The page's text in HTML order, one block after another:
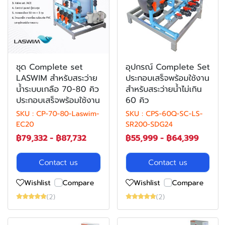
ชุด Complete set
LASWIM สำหรับสระว่าย
น้ำระบบเกลือ 70-80 คิว
ประกอบเสร็จพร้อมใช้งาน
SKU : CP-70-80-Laswim-
EC20
฿79,332 - ฿87,732
Contact us
Wishlist Compare
(2)
อุปกรณ์ Complete Set
ประกอบเสร็จพร้อมใช้งาน
สำหรับสระว่ายน้ำไม่เกิน
60 คิว
SKU : CPS-60Q-SC-LS-
SR200-SDG24
฿55,999- ฿64,399
Contact us
Wishlist Compare
(2)